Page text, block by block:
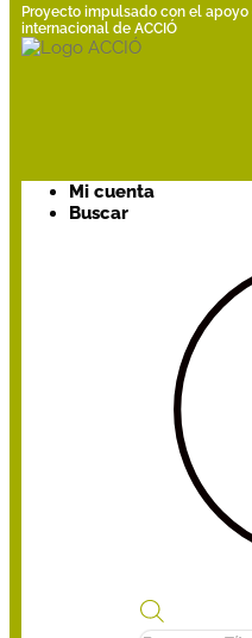
Proyecto impulsado con el
internacional de ACCIÓ
Mi cuenta
Buscar